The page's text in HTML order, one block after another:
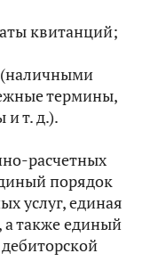
квитанций;
термины,
и т. д.).
расчетных
порядок
услуг, единая
а также единый